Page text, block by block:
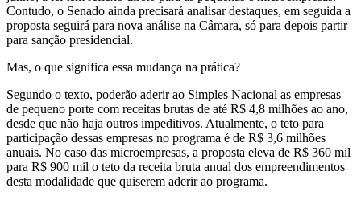
Contudo, o Senado ainda precisará analisar destaques, em seguida a
proposta seguirá para nova análise na Câmara, só para depois partir
para sanção presidencial.
Mas, o que significa essa mudança na prática?
Segundo o texto, poderão aderir ao Simples Nacional as empresas
de pequeno porte com receitas brutas de até R$ 4,8 milhões ao ano,
desde que não haja outros impeditivos. Atualmente, o teto para
participação dessas empresas no programa é de R$ 3,6 milhões
anuais. No caso das microempresas, a proposta eleva de R$ 360 mil
para R$ 900 mil o teto da receita bruta anual dos empreendimentos
desta modalidade que quiserem aderir ao programa.